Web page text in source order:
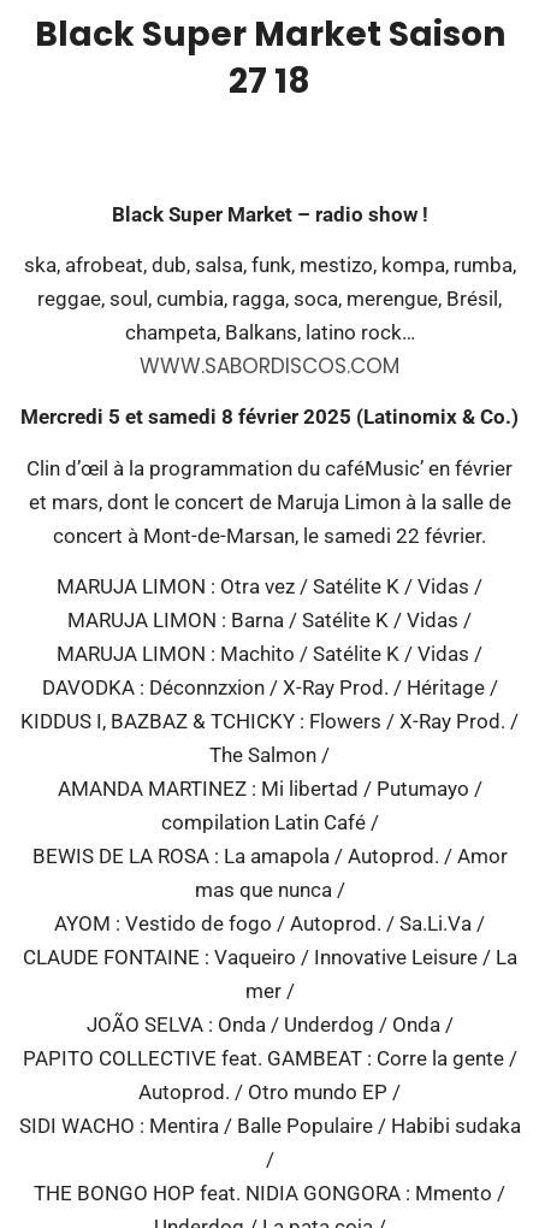
Black Super Market Saison
27 18
Black Super Market – radio show !
ska, afrobeat, dub, salsa, funk, mestizo, kompa, rumba,
reggae, soul, cumbia, ragga, soca, merengue, Brésil,
champeta, Balkans, latino rock…
WWW.SABORDISCOS.COM
Mercredi 5 et samedi 8 février 2025 (Latinomix & Co.)
Clin d’œil à la programmation du caféMusic’ en février
et mars, dont le concert de Maruja Limon à la salle de
concert à Mont-de-Marsan, le samedi 22 février.
MARUJA LIMON : Otra vez / Satélite K / Vidas /
MARUJA LIMON : Barna / Satélite K / Vidas /
MARUJA LIMON : Machito / Satélite K / Vidas /
DAVODKA : Déconnzxion / X-Ray Prod. / Héritage /
KIDDUS I, BAZBAZ & TCHICKY : Flowers / X-Ray Prod. /
The Salmon /
AMANDA MARTINEZ : Mi libertad / Putumayo /
compilation Latin Café /
BEWIS DE LA ROSA : La amapola / Autoprod. / Amor
mas que nunca /
AYOM : Vestido de fogo / Autoprod. / Sa.Li.Va /
CLAUDE FONTAINE : Vaqueiro / Innovative Leisure / La
mer /
JOÃO SELVA : Onda / Underdog / Onda /
PAPITO COLLECTIVE feat. GAMBEAT : Corre la gente /
Autoprod. / Otro mundo EP /
SIDI WACHO : Mentira / Balle Populaire / Habibi sudaka
/
THE BONGO HOP feat. NIDIA GONGORA : Mmento /